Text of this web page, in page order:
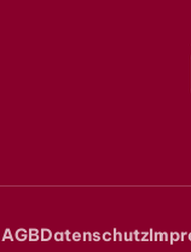
AGBDatenschutz